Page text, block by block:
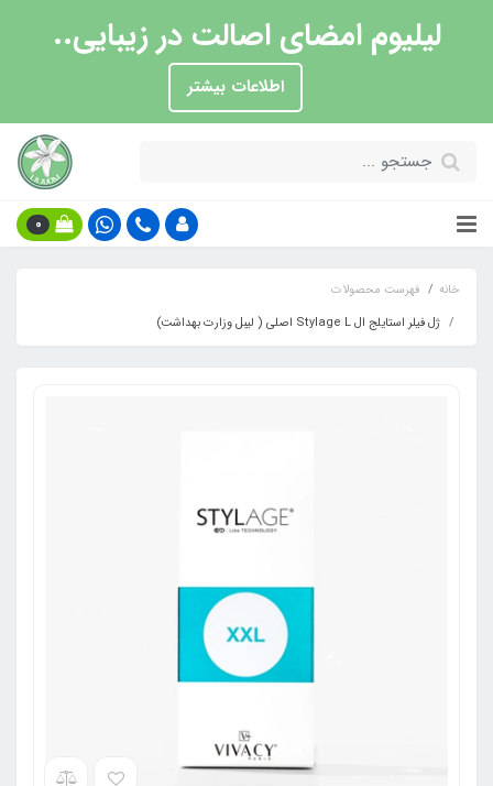
لیلیوم امضای اصالت در زیبایی..
اطلاعات بیشتر
0
خانه
فهرست محصولات
ژل فیلر استایلج ال Stylage L اصلی ( لیبل وزارت بهداشت)